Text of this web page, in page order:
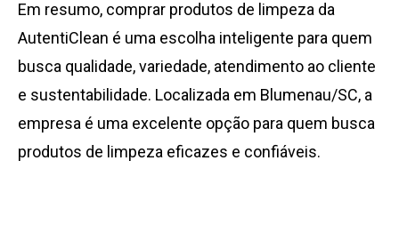
Em resumo, comprar produtos de limpeza da
AutentiClean é uma escolha inteligente para quem
busca qualidade, variedade, atendimento ao cliente
e sustentabilidade. Localizada em Blumenau/SC, a
empresa é uma excelente opção para quem busca
produtos de limpeza eficazes e confiáveis.